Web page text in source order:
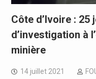
Côte d’Ivoire : 25
d’investigation à
minière
14 juillet 2021